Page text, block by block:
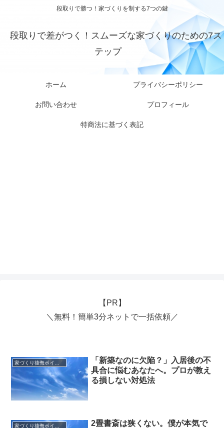
段取りで勝つ！家づくりを制する7つの鍵
段取りで差がつく！スムーズな家づくりのための7ス
テップ
ホーム プライバシーポリシー
お問い合わせ プロフィール
特商法に基づく表記
【PR】
＼無料！簡単3分ネットで一括依頼／
家づくり後悔ポイント
「新築なのに欠陥？」入居後の不
具合に悩むあなたへ。プロが教え
る損しない対処法
2畳書斎は狭くない。僕が本気で